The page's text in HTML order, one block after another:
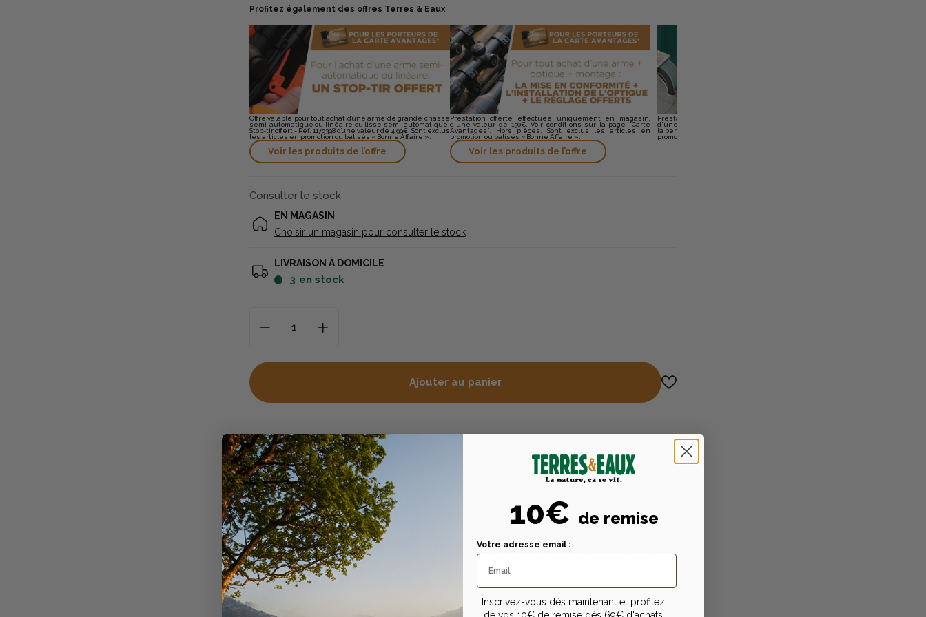
Profitez également des offres Terres & Eaux
Offre valable pour tout achat d’une arme de grande chasse
semi-automatique ou linéaire ou lisse semi-automatique.
Stop-tir offert = Réf. 1179398 d’une valeur de 4,99€. Sont exclus
les articles en promotion ou balisés « Bonne Affaire ».
Voir les produits de l’offre
Prestation offerte effectuée uniquement en magasin,
d'une valeur de 150€. Voir conditions sur la page "Carte
Avantages". Hors pièces. Sont exclus les articles en
promotion ou balisés « Bonne Affaire ».
Voir les produits de l’offre
Prestation offerte effectuée uniquement en magasin,
d'une valeur pouvant aller jusque 180€ pour modification de
la pente, longueur et avantage. Sont exclus les articles en
promotion ou balisés « Bonne Affaire ».
Consulter le stock
EN MAGASIN
Choisir un magasin pour consulter le stock
LIVRAISON À DOMICILE
3 en stock
Ajouter au panier
Description Caractéristiques techniques Conseils d’utilisation
Description
Armes et munitions de catégorie C soumis à déclaration
1. Introduction :Le fusil semi-automatique Escort 12MAG 71CI en bois est conçu pour
offrir une expérience de tir exceptionnelle, alliant performance, fiabilité et esthétique.
Conforme à la réglementation française, ce fusil est un choix parfait pour les amateurs
de tir exigeants.
2. Design et Esthétique :
10€ de remise
Votre adresse email :
Inscrivez-vous dès maintenant et profitez